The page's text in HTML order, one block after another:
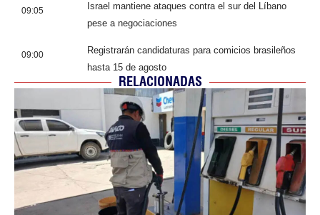
09:05
Israel mantiene ataques contra el sur del Líbano
pese a negociaciones
09:00
Registrarán candidaturas para comicios brasileños
hasta 15 de agosto
RELACIONADAS